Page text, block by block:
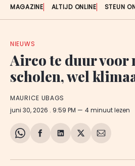
MAGAZINE ALTIJD ONLINE STEUN
NIEUWS
Airco te duur voor
scholen, wel
MAURICE UBAGS
juni 30, 2026 . 9:59 PM 4 minuut lezen
Share
WhatsApp
Delen
Facebook
Delen
LinkedIn
Share
X
Deel
E-